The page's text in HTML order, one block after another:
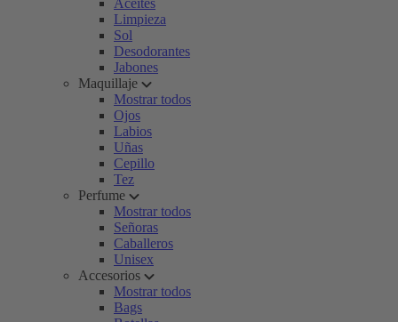
Aceites
Limpieza
Sol
Desodorantes
Jabones
Maquillaje
Mostrar todos
Ojos
Labios
Uñas
Cepillo
Tez
Perfume
Mostrar todos
Señoras
Caballeros
Unisex
Accesorios
Mostrar todos
Bags